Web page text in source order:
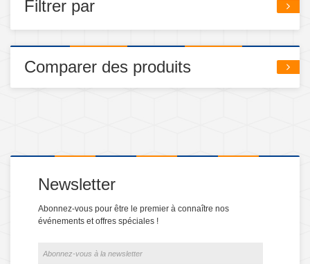
Filtrer par
Comparer des produits
Newsletter
Abonnez-vous pour être le premier à connaître nos
événements et offres spéciales !